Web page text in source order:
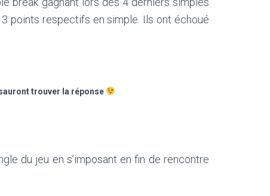
3 points respectifs en simple. Ils ont échoué
trouver la réponse
du jeu en s’imposant en fin de rencontre